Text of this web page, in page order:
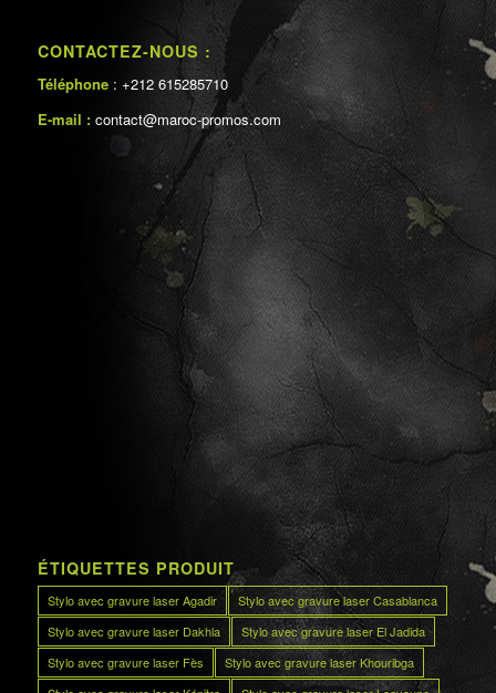
CONTACTEZ-NOUS :
Téléphone : +212 615285710
E-mail : contact@maroc-promos.com
ÉTIQUETTES PRODUIT
Stylo avec gravure laser Agadir
Stylo avec gravure laser Casablanca
Stylo avec gravure laser Dakhla
Stylo avec gravure laser El Jadida
Stylo avec gravure laser Fès
Stylo avec gravure laser Khouribga